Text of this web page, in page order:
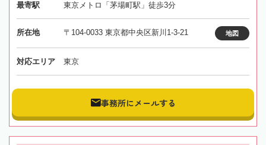
最寄駅 東京メトロ「茅場町駅」徒歩3分
所在地 〒104-0033 東京都中央区新川1-3-21 地図
対応エリア 東京
事務所にメールする